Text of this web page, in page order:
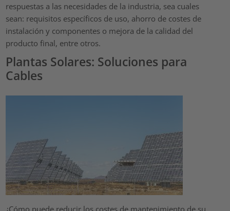
respuestas a las necesidades de la industria, sea cuales
sean: requisitos específicos de uso, ahorro de costes de
instalación y componentes o mejora de la calidad del
producto final, entre otros.
Plantas Solares: Soluciones para
Cables
¿Cómo puede reducir los costes de mantenimiento de su